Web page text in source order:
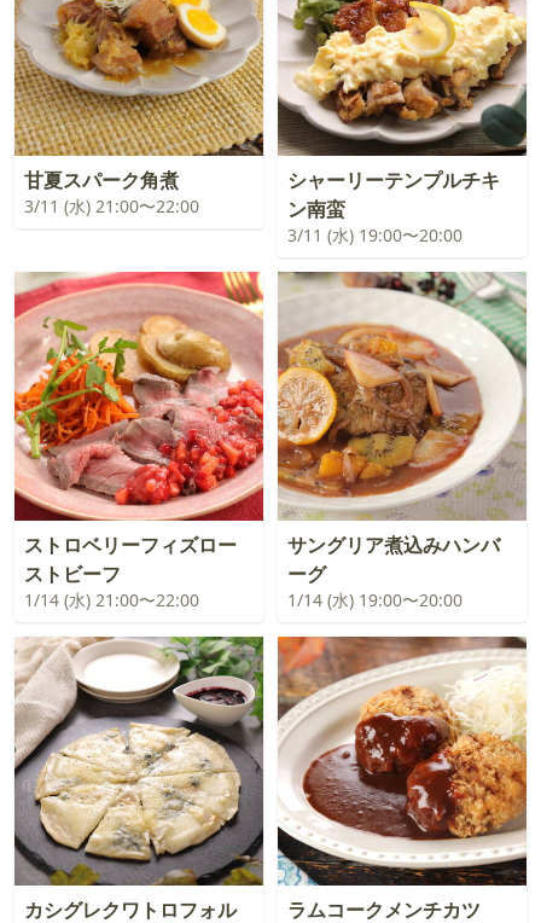
甘夏スパーク角煮
3/11 (水) 21:00〜22:00
シャーリーテンプルチキ
ン南蛮
3/11 (水) 19:00〜20:00
ストロベリーフィズロー
ストビーフ
1/14 (水) 21:00〜22:00
サングリア煮込みハンバ
ーグ
1/14 (水) 19:00〜20:00
カシグレクワトロフォル ラムコークメンチカツ